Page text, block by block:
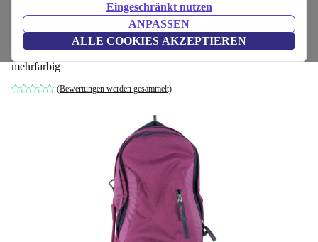
Eingeschränkt nutzen
ANPASSEN
ALLE COOKIES AKZEPTIEREN
Satch Sleek Schulrucksack
mehrfarbig
(Bewertungen werden gesammelt)